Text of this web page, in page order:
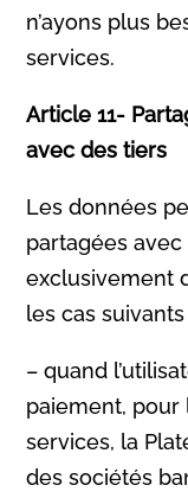
n’ayons plus
services.
Article 11-
avec des tiers
Les données
partagées
exclusivement
les cas suivants
– quand
paiement,
services, la
des sociétés